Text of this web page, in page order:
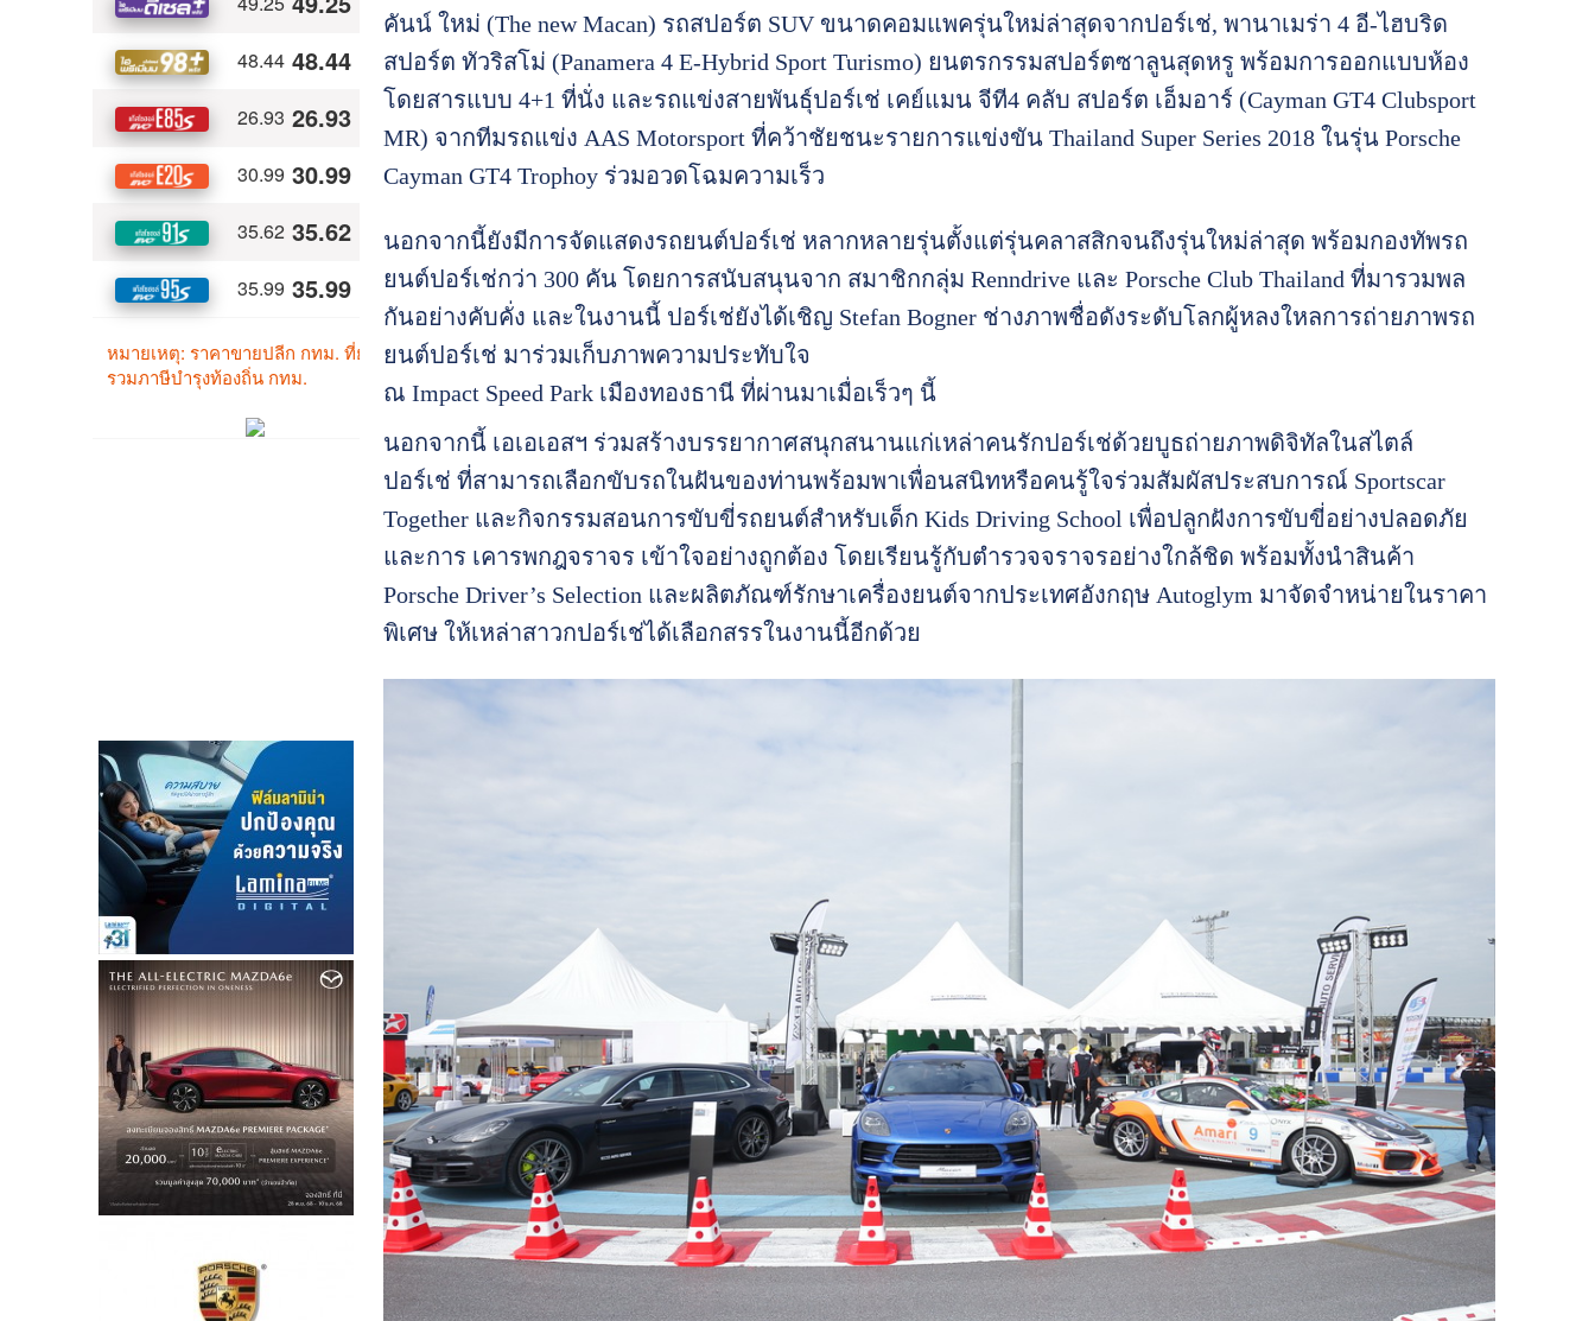
คันน์ ใหม่ (The new Macan) รถสปอร์ต SUV ขนาดคอมแพครุ่นใหม่ล่าสุดจากปอร์เช่, พานาเมร่า 4 อี-ไฮบริด
สปอร์ต ทัวริสโม่ (Panamera 4 E-Hybrid Sport Turismo) ยนตรกรรมสปอร์ตซาลูนสุดหรู พร้อมการออกแบบห้อง
โดยสารแบบ 4+1 ที่นั่ง และรถแข่งสายพันธุ์ปอร์เช่ เคย์แมน จีที4 คลับ สปอร์ต เอ็มอาร์ (Cayman GT4 Clubsport
MR) จากทีมรถแข่ง AAS Motorsport ที่คว้าชัยชนะรายการแข่งขัน Thailand Super Series 2018 ในรุ่น Porsche
Cayman GT4 Trophoy ร่วมอวดโฉมความเร็ว
นอกจากนี้ยังมีการจัดแสดงรถยนต์ปอร์เช่ หลากหลายรุ่นตั้งแต่รุ่นคลาสสิกจนถึงรุ่นใหม่ล่าสุด พร้อมกองทัพรถ
ยนต์ปอร์เช่กว่า 300 คัน โดยการสนับสนุนจาก สมาชิกกลุ่ม Renndrive และ Porsche Club Thailand ที่มารวมพล
กันอย่างคับคั่ง และในงานนี้ ปอร์เช่ยังได้เชิญ Stefan Bogner ช่างภาพชื่อดังระดับโลกผู้หลงใหลการถ่ายภาพรถ
ยนต์ปอร์เช่ มาร่วมเก็บภาพความประทับใจ
ณ Impact Speed Park เมืองทองธานี ที่ผ่านมาเมื่อเร็วๆ นี้
นอกจากนี้ เอเอเอสฯ ร่วมสร้างบรรยากาศสนุกสนานแก่เหล่าคนรักปอร์เช่ด้วยบูธถ่ายภาพดิจิทัลในสไตล์
ปอร์เช่ ที่สามารถเลือกขับรถในฝันของท่านพร้อมพาเพื่อนสนิทหรือคนรู้ใจร่วมสัมผัสประสบการณ์ Sportscar
Together และกิจกรรมสอนการขับขี่รถยนต์สำหรับเด็ก Kids Driving School เพื่อปลูกฝังการขับขี่อย่างปลอดภัย
และการ เคารพกฎจราจร เข้าใจอย่างถูกต้อง โดยเรียนรู้กับตำรวจจราจรอย่างใกล้ชิด พร้อมทั้งนำสินค้า
Porsche Driver’s Selection และผลิตภัณฑ์รักษาเครื่องยนต์จากประเทศอังกฤษ Autoglym มาจัดจำหน่ายในราคา
พิเศษ ให้เหล่าสาวกปอร์เช่ได้เลือกสรรในงานนี้อีกด้วย